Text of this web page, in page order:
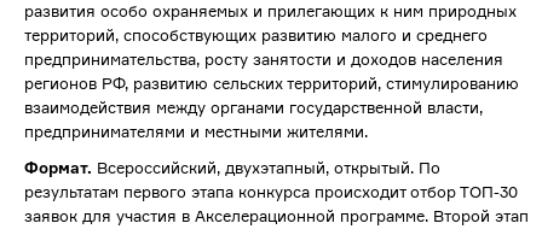
развития особо охраняемых и прилегающих к ним природных
территорий, способствующих развитию малого и среднего
предпринимательства, росту занятости и доходов населения
регионов РФ, развитию сельских территорий, стимулированию
взаимодействия между органами государственной власти,
предпринимателями и местными жителями.
Формат. Всероссийский, двухэтапный, открытый. По
результатам первого этапа конкурса происходит отбор ТОП-30
заявок для участия в Акселерационной программе. Второй этап